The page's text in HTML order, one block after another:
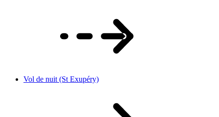
Vol de nuit (St Exupéry)